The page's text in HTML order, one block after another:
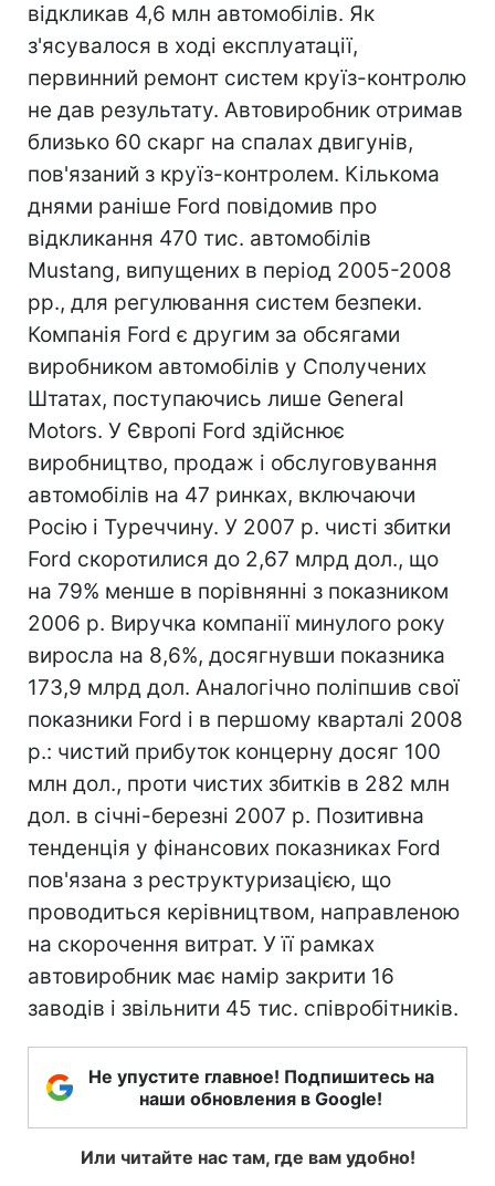
відкликав 4,6 млн автомобілів. Як
з'ясувалося в ході експлуатації,
первинний ремонт систем круїз-контролю
не дав результату. Автовиробник отримав
близько 60 скарг на спалах двигунів,
пов'язаний з круїз-контролем. Кількома
днями раніше Ford повідомив про
відкликання 470 тис. автомобілів
Mustang, випущених в період 2005-2008
рр., для регулювання систем безпеки.
Компанія Ford є другим за обсягами
виробником автомобілів у Сполучених
Штатах, поступаючись лише General
Motors. У Європі Ford здійснює
виробництво, продаж і обслуговування
автомобілів на 47 ринках, включаючи
Росію і Туреччину. У 2007 р. чисті збитки
Ford скоротилися до 2,67 млрд дол., що
на 79% менше в порівнянні з показником
2006 р. Виручка компанії минулого року
виросла на 8,6%, досягнувши показника
173,9 млрд дол. Аналогічно поліпшив свої
показники Ford і в першому кварталі 2008
р.: чистий прибуток концерну досяг 100
млн дол., проти чистих збитків в 282 млн
дол. в січні-березні 2007 р. Позитивна
тенденція у фінансових показниках Ford
пов'язана з реструктуризацією, що
проводиться керівництвом, направленою
на скорочення витрат. У її рамках
автовиробник має намір закрити 16
заводів і звільнити 45 тис. співробітників.
Не упустите главное! Подпишитесь на
наши обновления в Google!
Или читайте нас там, где вам удобно!